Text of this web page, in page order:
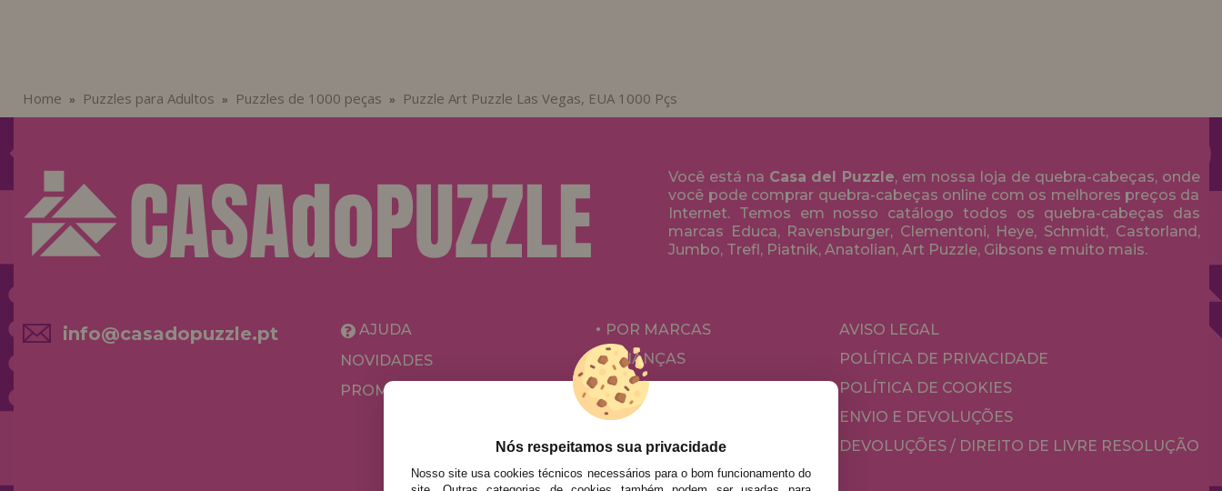
Home » Puzzles para Adultos » Puzzles de 1000 peças » Puzzle Art Puzzle Las Vegas, EUA 1000 Pçs
Você está na Casa del Puzzle, em nossa loja de quebra-cabeças, onde
você pode comprar quebra-cabeças online com os melhores preços da
Internet. Temos em nosso catálogo todos os quebra-cabeças das
marcas Educa, Ravensburger, Clementoni, Heye, Schmidt, Castorland,
Jumbo, Trefl, Piatnik, Anatolian, Art Puzzle, Gibsons e muito mais.
info@casadopuzzle.pt
AJUDA
NOVIDADES
PROMOÇÕES E OFERTAS
POR MARCAS
CRIANÇAS
PARA ADULTOS
POR AUTORES
ACESSÓRIOS
JOGOS DE TABULEIRO
AVISO LEGAL
POLÍTICA DE PRIVACIDADE
POLÍTICA DE COOKIES
ENVIO E DEVOLUÇÕES
DEVOLUÇÕES / DIREITO DE LIVRE RESOLUÇÃO
Nós respeitamos sua privacidade
Nosso site usa cookies técnicos necessários para o bom funcionamento do